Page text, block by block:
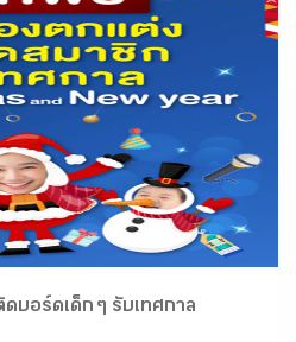
บอร์ดเด็ก ๆ รับเทศกาล